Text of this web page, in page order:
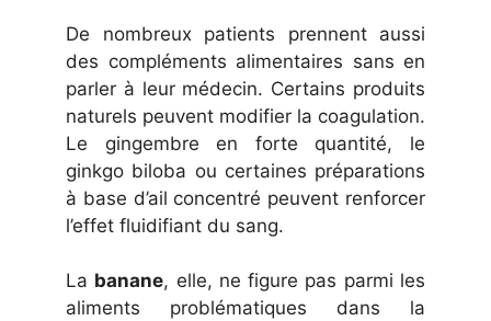
De nombreux patients prennent aussi
des compléments alimentaires sans en
parler à leur médecin. Certains produits
naturels peuvent modifier la coagulation.
Le gingembre en forte quantité, le
ginkgo biloba ou certaines préparations
à base d’ail concentré peuvent renforcer
l’effet fluidifiant du sang.
La banane, elle, ne figure pas parmi les
aliments problématiques dans la